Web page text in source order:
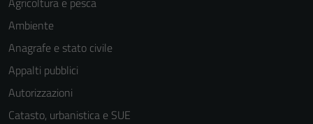
Ambiente
Anagrafe e stato civile
Appalti pubblici
Autorizzazioni
Catasto, urbanistica e SUE